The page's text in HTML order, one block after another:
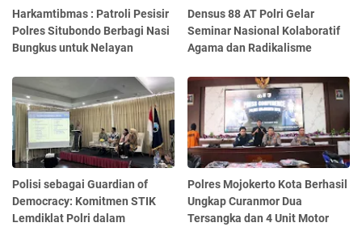
Harkamtibmas : Patroli Pesisir
Polres Situbondo Berbagi Nasi
Bungkus untuk Nelayan
Densus 88 AT Polri Gelar
Seminar Nasional Kolaboratif
Agama dan Radikalisme
Polisi sebagai Guardian of
Democracy: Komitmen STIK
Lemdiklat Polri dalam
Polres Mojokerto Kota Berhasil
Ungkap Curanmor Dua
Tersangka dan 4 Unit Motor